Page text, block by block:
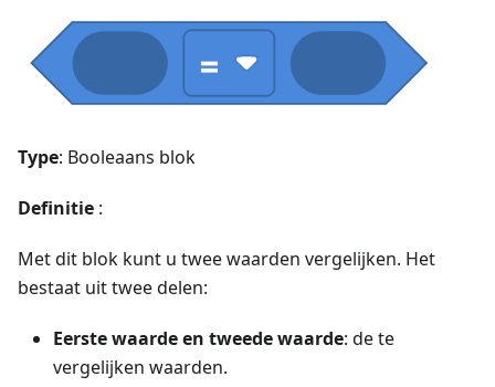
Type: Booleaans blok
Definitie :
Met dit blok kunt u twee waarden vergelijken. Het
bestaat uit twee delen:
Eerste waarde en tweede waarde: de te
vergelijken waarden.